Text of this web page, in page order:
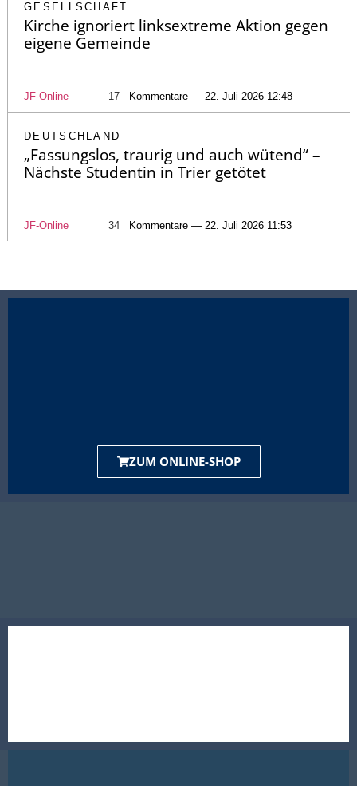
GESELLSCHAFT
Kirche ignoriert linksextreme Aktion gegen
eigene Gemeinde
JF-Online 17 Kommentare — 22. Juli 2026 12:48
DEUTSCHLAND
„Fassungslos, traurig und auch wütend“ –
Nächste Studentin in Trier getötet
JF-Online 34 Kommentare — 22. Juli 2026 11:53
ZUM ONLINE-SHOP